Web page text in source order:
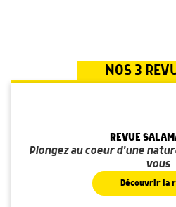
NOS 3
REVUE
Plongez au coeur d'une
vous
Découvrir la